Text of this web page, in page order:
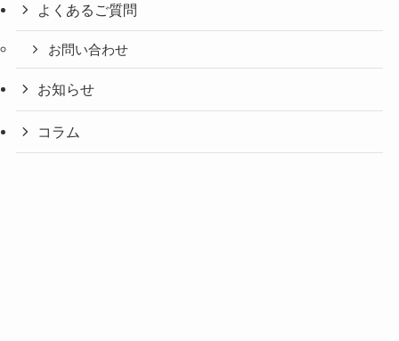
よくあるご質問
お問い合わせ
お知らせ
コラム